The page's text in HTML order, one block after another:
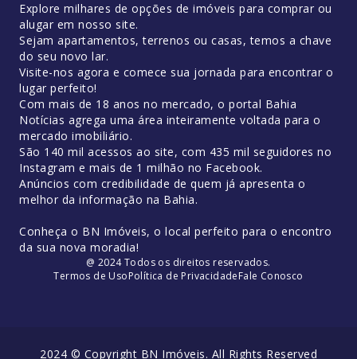
Explore milhares de opções de imóveis para comprar ou
alugar em nosso site.
Sejam apartamentos, terrenos ou casas, temos a chave
do seu novo lar.
Visite-nos agora e comece sua jornada para encontrar o
lugar perfeito!
Com mais de 18 anos no mercado, o portal Bahia
Notícias agrega uma área inteiramente voltada para o
mercado imobiliário.
São 140 mil acessos ao site, com 435 mil seguidores no
Instagram e mais de 1 milhão no Facebook.
Anúncios com credibilidade de quem já apresenta o
melhor da informação na Bahia.
Conheça o BN Imóveis, o local perfeito para o encontro
da sua nova moradia!
@ 2024 Todos os direitos reservados.
Termos de UsoPolítica de PrivacidadeFale Conosco
2024 © Copyright BN Imóveis. All Rights Reserved